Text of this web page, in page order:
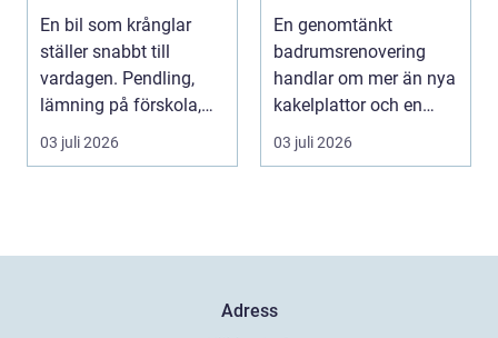
bilen att hålla
längre
En bil som krånglar
ställer snabbt till
vardagen. Pendling,
lämning på förskola,
utflykter och storh...
03 juli 2026
tryggt och hållbart
badrum
En genomtänkt
badrumsrenovering
handlar om mer än nya
kakelplattor och en
modern dusch. För
många bo...
03 juli 2026
Adress